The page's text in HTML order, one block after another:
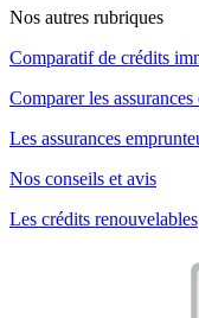
Nos autres rubriques
Comparatif de crédits
Comparer les
Les assurances
Nos conseils et avis
Les crédits renouvelables